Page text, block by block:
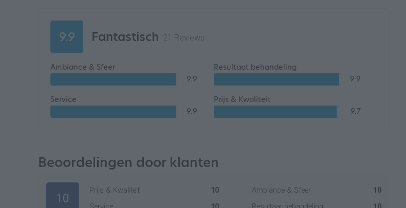
9.9 Fantastisch 21 Reviews
Ambiance & Sfeer
9.9
Resultaat behandeling
9.9
Service
9.9
Prijs & Kwaliteit
9.7
Beoordelingen door klanten
10
Prijs & Kwaliteit 10 Ambiance & Sfeer
10